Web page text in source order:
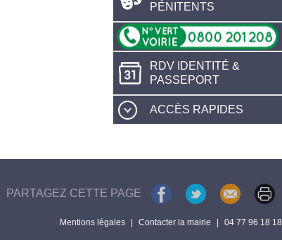
PÉNITENTS
RDV IDENTITÉ &
PASSEPORT
ACCÈS RAPIDES
PARTAGEZ CETTE PAGE
Mentions légales Contacter la mairie 04 77 96 18 18